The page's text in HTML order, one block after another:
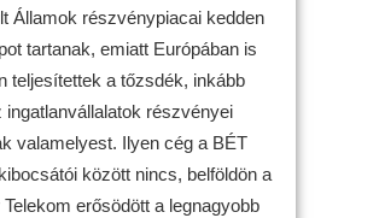
Államok részvénypiacai kedden
tartanak, emiatt Európában is
teljesítettek a tőzsdék, inkább
ingatlanvállalatok részvényei
valamelyest. Ilyen cég a BÉT
között nincs, belföldön a
erősödött a legnagyobb